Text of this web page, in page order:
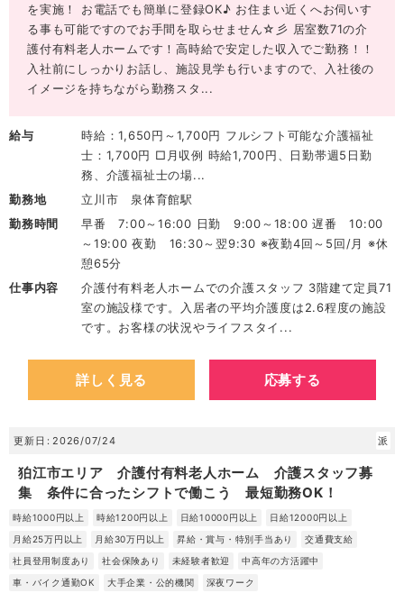
を実施！ お電話でも簡単に登録OK♪ お住まい近くへお伺いす
る事も可能ですのでお手間を取らせません☆彡 居室数71の介
護付有料老人ホームです！高時給で安定した収入でご勤務！！
入社前にしっかりお話し、施設見学も行いますので、入社後の
イメージを持ちながら勤務スタ...
給与
時給：1,650円～1,700円 フルシフト可能な介護福祉
士：1,700円 □月収例 時給1,700円、日勤帯週5日勤
務、介護福祉士の場...
勤務地
立川市 泉体育館駅
勤務時間
早番 7:00～16:00 日勤 9:00～18:00 遅番 10:00
～19:00 夜勤 16:30～翌9:30 ※夜勤4回～5回/月 ※休
憩65分
仕事内容
介護付有料老人ホームでの介護スタッフ 3階建て定員71
室の施設様です。入居者の平均介護度は2.6程度の施設
です。お客様の状況やライフスタイ...
詳しく見る 応募する
更新日 2026/07/24 派
狛江市エリア 介護付有料老人ホーム 介護スタッフ募
集 条件に合ったシフトで働こう 最短勤務OK！
時給1000円以上 時給1200円以上 日給10000円以上
日給12000円以上
月給25万円以上
月給30万円以上 昇給・賞与・特別手当あり
交通費支給
社員登用制度あり
社会保険あり 未経験者歓迎
中高年の方活躍中
車・バイク通勤OK
大手企業・公的機関 深夜ワーク